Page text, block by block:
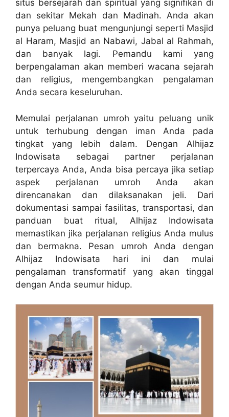
situs bersejarah dan spiritual yang signifikan di
dan sekitar Mekah dan Madinah. Anda akan
punya peluang buat mengunjungi seperti Masjid
al Haram, Masjid an Nabawi, Jabal al Rahmah,
dan banyak lagi. Pemandu kami yang
berpengalaman akan memberi wacana sejarah
dan religius, mengembangkan pengalaman
Anda secara keseluruhan.
Memulai perjalanan umroh yaitu peluang unik
untuk terhubung dengan iman Anda pada
tingkat yang lebih dalam. Dengan Alhijaz
Indowisata sebagai partner perjalanan
terpercaya Anda, Anda bisa percaya jika setiap
aspek perjalanan umroh Anda akan
direncanakan dan dilaksanakan jeli. Dari
dokumentasi sampai fasilitas, transportasi, dan
panduan buat ritual, Alhijaz Indowisata
memastikan jika perjalanan religius Anda mulus
dan bermakna. Pesan umroh Anda dengan
Alhijaz Indowisata hari ini dan mulai
pengalaman transformatif yang akan tinggal
dengan Anda seumur hidup.